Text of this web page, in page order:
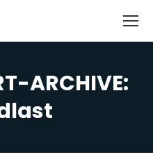
ARCHIVE: